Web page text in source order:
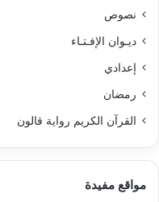
نصوص
ديـوان الإفـتـاء
إعدادي
رمضان
القرآن الكريم رواية قالون
مواقع مفيدة